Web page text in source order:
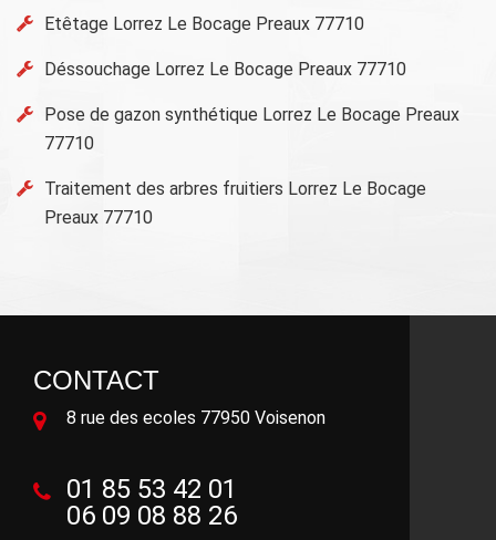
Etêtage Lorrez Le Bocage Preaux 77710
Déssouchage Lorrez Le Bocage Preaux 77710
Pose de gazon synthétique Lorrez Le Bocage Preaux
77710
Traitement des arbres fruitiers Lorrez Le Bocage
Preaux 77710
CONTACT
8 rue des ecoles 77950 Voisenon
01 85 53 42 01
06 09 08 88 26